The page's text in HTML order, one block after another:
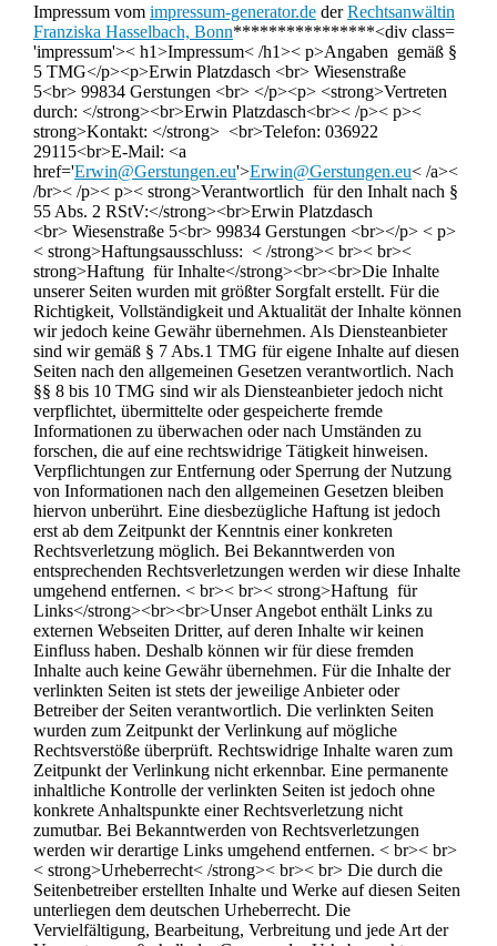
Impressum vom impressum-generator.de derRechtsanwältin
Franziska Hasselbach, Bonn****************<div class=
'impressum'>< h1>Impressum< /h1>< p>Angaben gemäß §
5 TMG</p><p>Erwin Platzdasch <br> Wiesenstraße
5<br> 99834 Gerstungen <br> </p><p> <strong>Vertreten
durch: </strong><br>Erwin Platzdasch<br>< /p>< p><
strong>Kontakt: </strong> <br>Telefon: 036922
29115<br>E-Mail: <a
href='Erwin@Gerstungen.eu'>Erwin@Gerstungen.eu< /a><
/br>< /p>< p>< strong>Verantwortlich für den Inhalt nach §
55 Abs. 2 RStV:</strong><br>Erwin Platzdasch
<br> Wiesenstraße 5<br> 99834 Gerstungen <br></p> < p>
< strong>Haftungsausschluss: < /strong>< br>< br><
strong>Haftung für Inhalte</strong><br><br>Die Inhalte
unserer Seiten wurden mit größter Sorgfalt erstellt. Für die
Richtigkeit, Vollständigkeit und Aktualität der Inhalte können
wir jedoch keine Gewähr übernehmen. Als Diensteanbieter
sind wir gemäß § 7 Abs.1 TMG für eigene Inhalte auf diesen
Seiten nach den allgemeinen Gesetzen verantwortlich. Nach
§§ 8 bis 10 TMG sind wir als Diensteanbieter jedoch nicht
verpflichtet, übermittelte oder gespeicherte fremde
Informationen zu überwachen oder nach Umständen zu
forschen, die auf eine rechtswidrige Tätigkeit hinweisen.
Verpflichtungen zur Entfernung oder Sperrung der Nutzung
von Informationen nach den allgemeinen Gesetzen bleiben
hiervon unberührt. Eine diesbezügliche Haftung ist jedoch
erst ab dem Zeitpunkt der Kenntnis einer konkreten
Rechtsverletzung möglich. Bei Bekanntwerden von
entsprechenden Rechtsverletzungen werden wir diese Inhalte
umgehend entfernen. < br>< br>< strong>Haftung für
Links</strong><br><br>Unser Angebot enthält Links zu
externen Webseiten Dritter, auf deren Inhalte wir keinen
Einfluss haben. Deshalb können wir für diese fremden
Inhalte auch keine Gewähr übernehmen. Für die Inhalte der
verlinkten Seiten ist stets der jeweilige Anbieter oder
Betreiber der Seiten verantwortlich. Die verlinkten Seiten
wurden zum Zeitpunkt der Verlinkung auf mögliche
Rechtsverstöße überprüft. Rechtswidrige Inhalte waren zum
Zeitpunkt der Verlinkung nicht erkennbar. Eine permanente
inhaltliche Kontrolle der verlinkten Seiten ist jedoch ohne
konkrete Anhaltspunkte einer Rechtsverletzung nicht
zumutbar. Bei Bekanntwerden von Rechtsverletzungen
werden wir derartige Links umgehend entfernen. < br>< br>
< strong>Urheberrecht< /strong>< br>< br> Die durch die
Seitenbetreiber erstellten Inhalte und Werke auf diesen Seiten
unterliegen dem deutschen Urheberrecht. Die
Vervielfältigung, Bearbeitung, Verbreitung und jede Art der